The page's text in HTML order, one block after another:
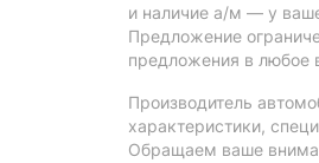
и наличие а/м — у
Предложение
предложения в любое
Производитель
характеристики,
Обращаем ваше